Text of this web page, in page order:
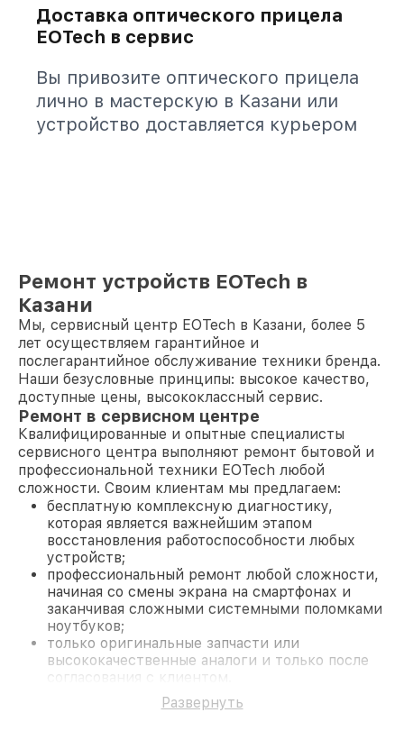
Доставка оптического прицела
EOTech в сервис
Вы привозите оптического прицела
лично в мастерскую в Казани или
устройство доставляется курьером
Ремонт устройств EOTech в
Казани
Мы, сервисный центр EOTech в Казани, более 5
лет осуществляем гарантийное и
послегарантийное обслуживание техники бренда.
Наши безусловные принципы: высокое качество,
доступные цены, высококлассный сервис.
Ремонт в сервисном центре
Квалифицированные и опытные специалисты
сервисного центра выполняют ремонт бытовой и
профессиональной техники EOTech любой
сложности. Своим клиентам мы предлагаем:
бесплатную комплексную диагностику,
которая является важнейшим этапом
восстановления работоспособности любых
устройств;
профессиональный ремонт любой сложности,
начиная со смены экрана на смартфонах и
заканчивая сложными системными поломками
ноутбуков;
только оригинальные запчасти или
высококачественные аналоги и только после
согласования с клиентом.
На все работы и замененные комплектующие
предоставляется длительная гарантия. В случае
Развернуть